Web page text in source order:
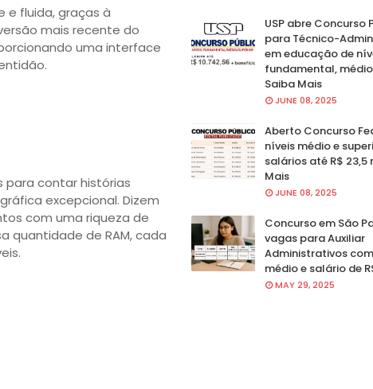
e fluida, graças à
mais recente do
uma interface
para contar histórias
excepcional. Dizem
com uma riqueza de
quantidade de RAM, cada
USP abre Concurso
para Técnico-
em educação de
fundamental,
Saiba Mais
JUNE 08, 2025
Aberto Concurso
níveis médio e
salários até R$ 23,5
Mais
JUNE 08, 2025
Concurso em São
vagas para Auxiliar
Administrativos
médio e salário de
MAY 29, 2025